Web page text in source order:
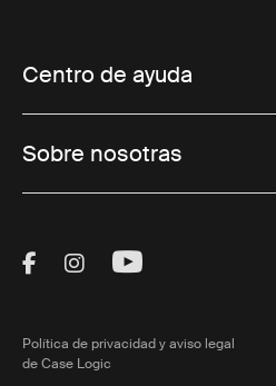
Centro de ayuda
Sobre nosotras
Visit Thule on
Visit Thule on
Visit Thule
Política de privacidad y aviso legal
de Case Logic